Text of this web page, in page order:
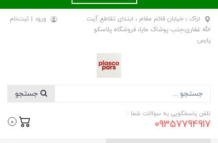
اراک ، خیابان قائم مقام ، ابتدای تقاطع آیت
الله غفاری،جنب پوشاک مایا، فروشگاه پلاسکو
پارس
ورود | ثبت‌نام
تلفن پاسخگویی به سوالات شما :
09357794917
0